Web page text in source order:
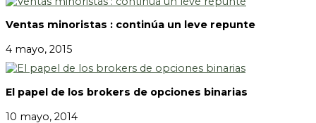
Ventas minoristas : continúa un leve repunte
4 mayo, 2015
El papel de los brokers de opciones binarias
10 mayo, 2014